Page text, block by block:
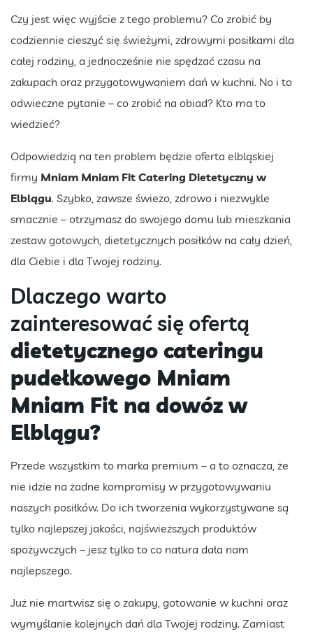
Czy jest więc wyjście z tego problemu? Co zrobić by
codziennie cieszyć się świeżymi, zdrowymi posiłkami dla
całej rodziny, a jednocześnie nie spędzać czasu na
zakupach oraz przygotowywaniem dań w kuchni. No i to
odwieczne pytanie – co zrobić na obiad? Kto ma to
wiedzieć?
Odpowiedzią na ten problem będzie oferta elbląskiej
firmy Mniam Mniam Fit Catering Dietetyczny w
Elblągu. Szybko, zawsze świeżo, zdrowo i niezwykle
smacznie – otrzymasz do swojego domu lub mieszkania
zestaw gotowych, dietetycznych posiłków na cały dzień,
dla Ciebie i dla Twojej rodziny.
Dlaczego warto
zainteresować się ofertą
dietetycznego cateringu
pudełkowego Mniam
Mniam Fit na dowóz w
Elblągu?
Przede wszystkim to marka premium – a to oznacza, że
nie idzie na żadne kompromisy w przygotowywaniu
naszych posiłków. Do ich tworzenia wykorzystywane są
tylko najlepszej jakości, najświeższych produktów
spożywczych – jesz tylko to co natura dała nam
najlepszego.
Już nie martwisz się o zakupy, gotowanie w kuchni oraz
wymyślanie kolejnych dań dla Twojej rodziny. Zamiast